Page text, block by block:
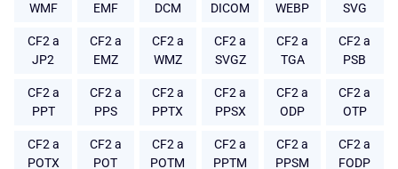
WMF
EMF
DCM
DICOM
WEBP
SVG
CF2 a
JP2
CF2 a
EMZ
CF2 a
WMZ
CF2 a
SVGZ
CF2 a
TGA
CF2 a
PSB
CF2 a
PPT
CF2 a
PPS
CF2 a
PPTX
CF2 a
PPSX
CF2 a
ODP
CF2 a
OTP
CF2 a
POTX
CF2 a
POT
CF2 a
POTM
CF2 a
PPTM
CF2 a
PPSM
CF2 a
FODP